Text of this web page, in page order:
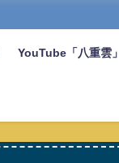
YouTube「八重雲」